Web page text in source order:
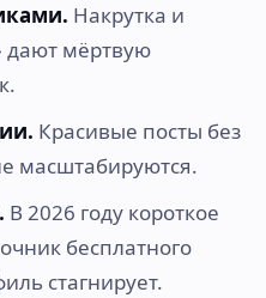
Накрутка и
дают мёртвую
Красивые посты без
масштабируются.
В 2026 году короткое
бесплатного
стагнирует.